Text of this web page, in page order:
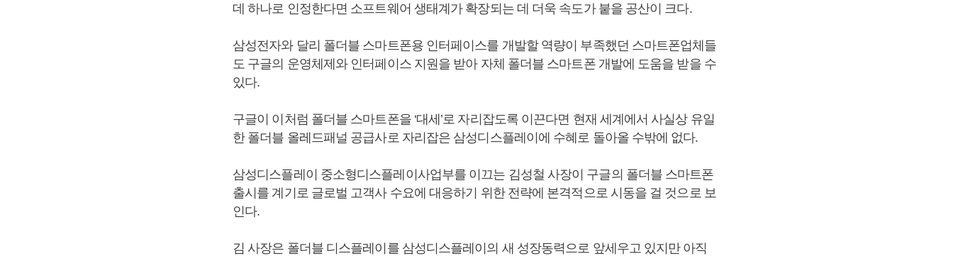
데 하나로 인정한다면 소프트웨어 생태계가 확장되는 데 더욱 속도가 붙을 공산이 크다.
삼성전자와 달리 폴더블 스마트폰용 인터페이스를 개발할 역량이 부족했던 스마트폰업체들
도 구글의 운영체제와 인터페이스 지원을 받아 자체 폴더블 스마트폰 개발에 도움을 받을 수
있다.
구글이 이처럼 폴더블 스마트폰을 ‘대세’로 자리잡도록 이끈다면 현재 세계에서 사실상 유일
한 폴더블 올레드패널 공급사로 자리잡은 삼성디스플레이에 수혜로 돌아올 수밖에 없다.
삼성디스플레이 중소형디스플레이사업부를 이끄는 김성철 사장이 구글의 폴더블 스마트폰
출시를 계기로 글로벌 고객사 수요에 대응하기 위한 전략에 본격적으로 시동을 걸 것으로 보
인다.
김 사장은 폴더블 디스플레이를 삼성디스플레이의 새 성장동력으로 앞세우고 있지만 아직